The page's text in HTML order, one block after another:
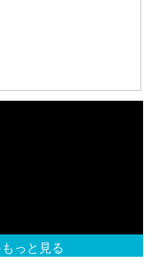
っと見る